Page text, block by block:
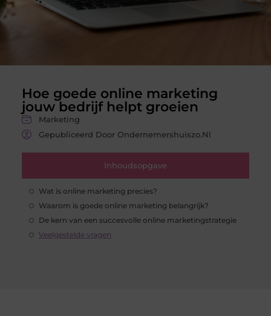
Hoe goede online marketing
jouw bedrijf helpt groeien
Marketing
Gepubliceerd Door Ondernemershuiszo.nl
Inhoudsopgave
Wat is online marketing precies?
Waarom is goede online marketing belangrijk?
De kern van een succesvolle online marketingstrategie
Veelgestelde vragen